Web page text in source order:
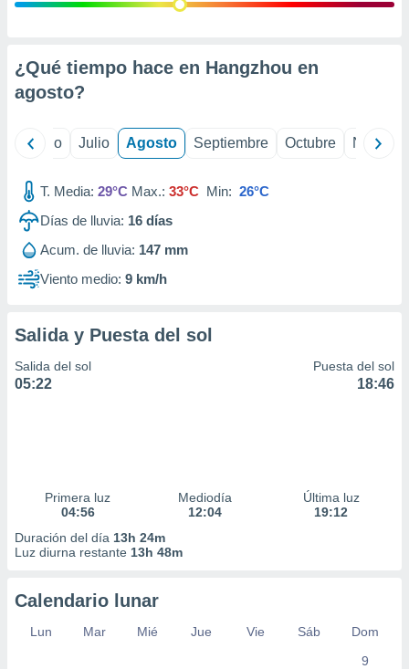
e
mediante
publicidad
de
1199
¿Qué tiempo hace en Hangzhou en
agosto?
Junio Julio Agosto Septiembre Octubre
T. Media: 29°C Max.: 33°C Min: 26°C
Días de lluvia: 16 días
Acum. de lluvia: 147 mm
Viento medio: 9 km/h
Salida y Puesta del sol
Salida del sol
05:22
Puesta del sol
18:46
Primera luz
04:56
Mediodía
12:04
Última luz
19:12
Duración del día 13h 24m
Luz diurna restante 13h 48m
Calendario lunar
Lun Mar Mié Jue Vie Sáb
Dom
9